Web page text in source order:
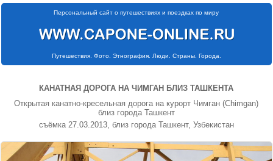
Персональный сайт о путешествиях и поездках по миру
Путешествия. Фото. Этнография. Люди. Страны. Города.
КАНАТНАЯ ДОРОГА НА ЧИМГАН БЛИЗ ТАШКЕНТА
Открытая канатно-кресельная дорога на курорт Чимган (Chimgan)
близ города Ташкент
съёмка 27.03.2013, близ города Ташкент, Узбекистан